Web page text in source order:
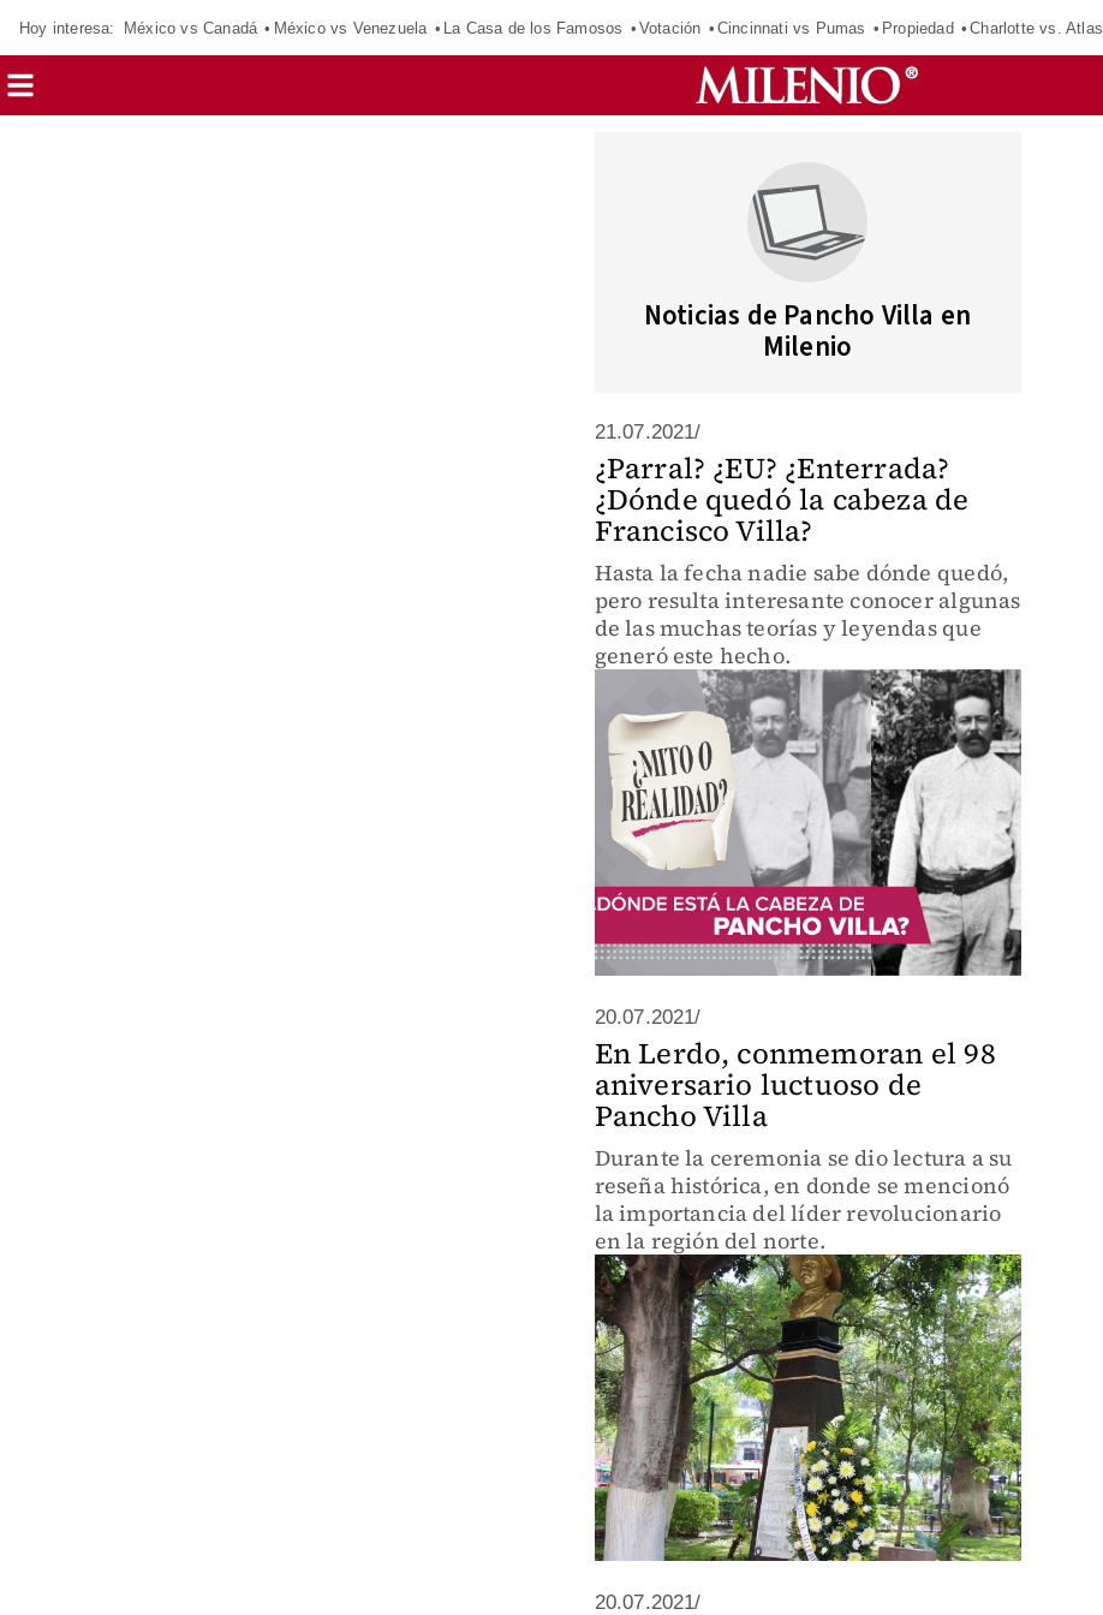
Hoy interesa: México vs Canadá México vs Venezuela La Casa de los Famosos Votación Cincinnati vs Pumas Propiedad Charlotte vs. Atlas
Noticias de Pancho Villa en
Milenio
21.07.2021/
¿Parral? ¿EU? ¿Enterrada?
¿Dónde quedó la cabeza de
Francisco Villa?
Hasta la fecha nadie sabe dónde quedó,
pero resulta interesante conocer algunas
de las muchas teorías y leyendas que
generó este hecho.
20.07.2021/
En Lerdo, conmemoran el 98
aniversario luctuoso de
Pancho Villa
Durante la ceremonia se dio lectura a su
reseña histórica, en donde se mencionó
la importancia del líder revolucionario
en la región del norte.
20.07.2021/